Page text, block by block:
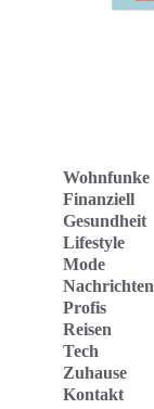
Wohnfunke
Finanziell
Gesundheit
Lifestyle
Mode
Nachrichten
Profis
Reisen
Tech
Zuhause
Kontakt